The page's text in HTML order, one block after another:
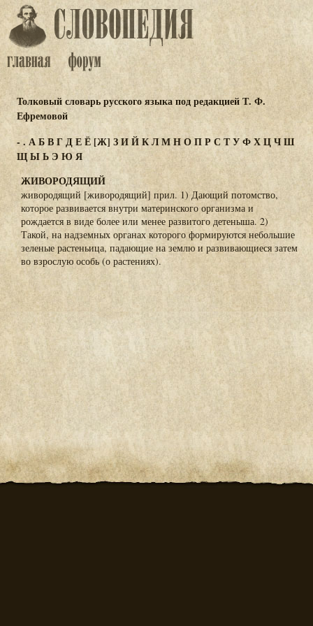
Толковый словарь русского языка под редакцией Т. Ф.
Ефремовой
- . АБВГДЕЁ [Ж] ЗИЙКЛМНОПРС ТУФХЦЧШ
ЩЫЬЭ ЮЯ
ЖИВОРОДЯЩИЙ
живородящий [живородящий] прил. 1) Дающий потомство,
которое развивается внутри материнского организма и
рождается в виде более или менее развитого детеныша. 2)
Такой, на надземных органах которого формируются небольшие
зеленые растеньица, падающие на землю и развивающиеся затем
во взрослую особь (о растениях).